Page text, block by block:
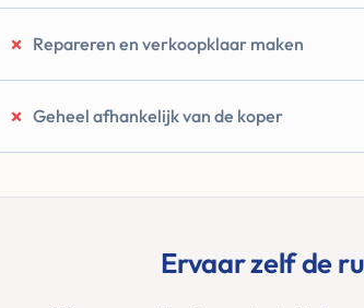
✗ Repareren en verkoopklaar maken
✗ Geheel afhankelijk van de koper
Ervaar zelf de